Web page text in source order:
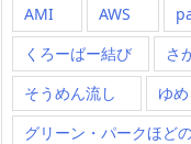
AMI
AWS
くろーばー結び
さ
そうめん流し
ゆめ
グリーン・パークほど